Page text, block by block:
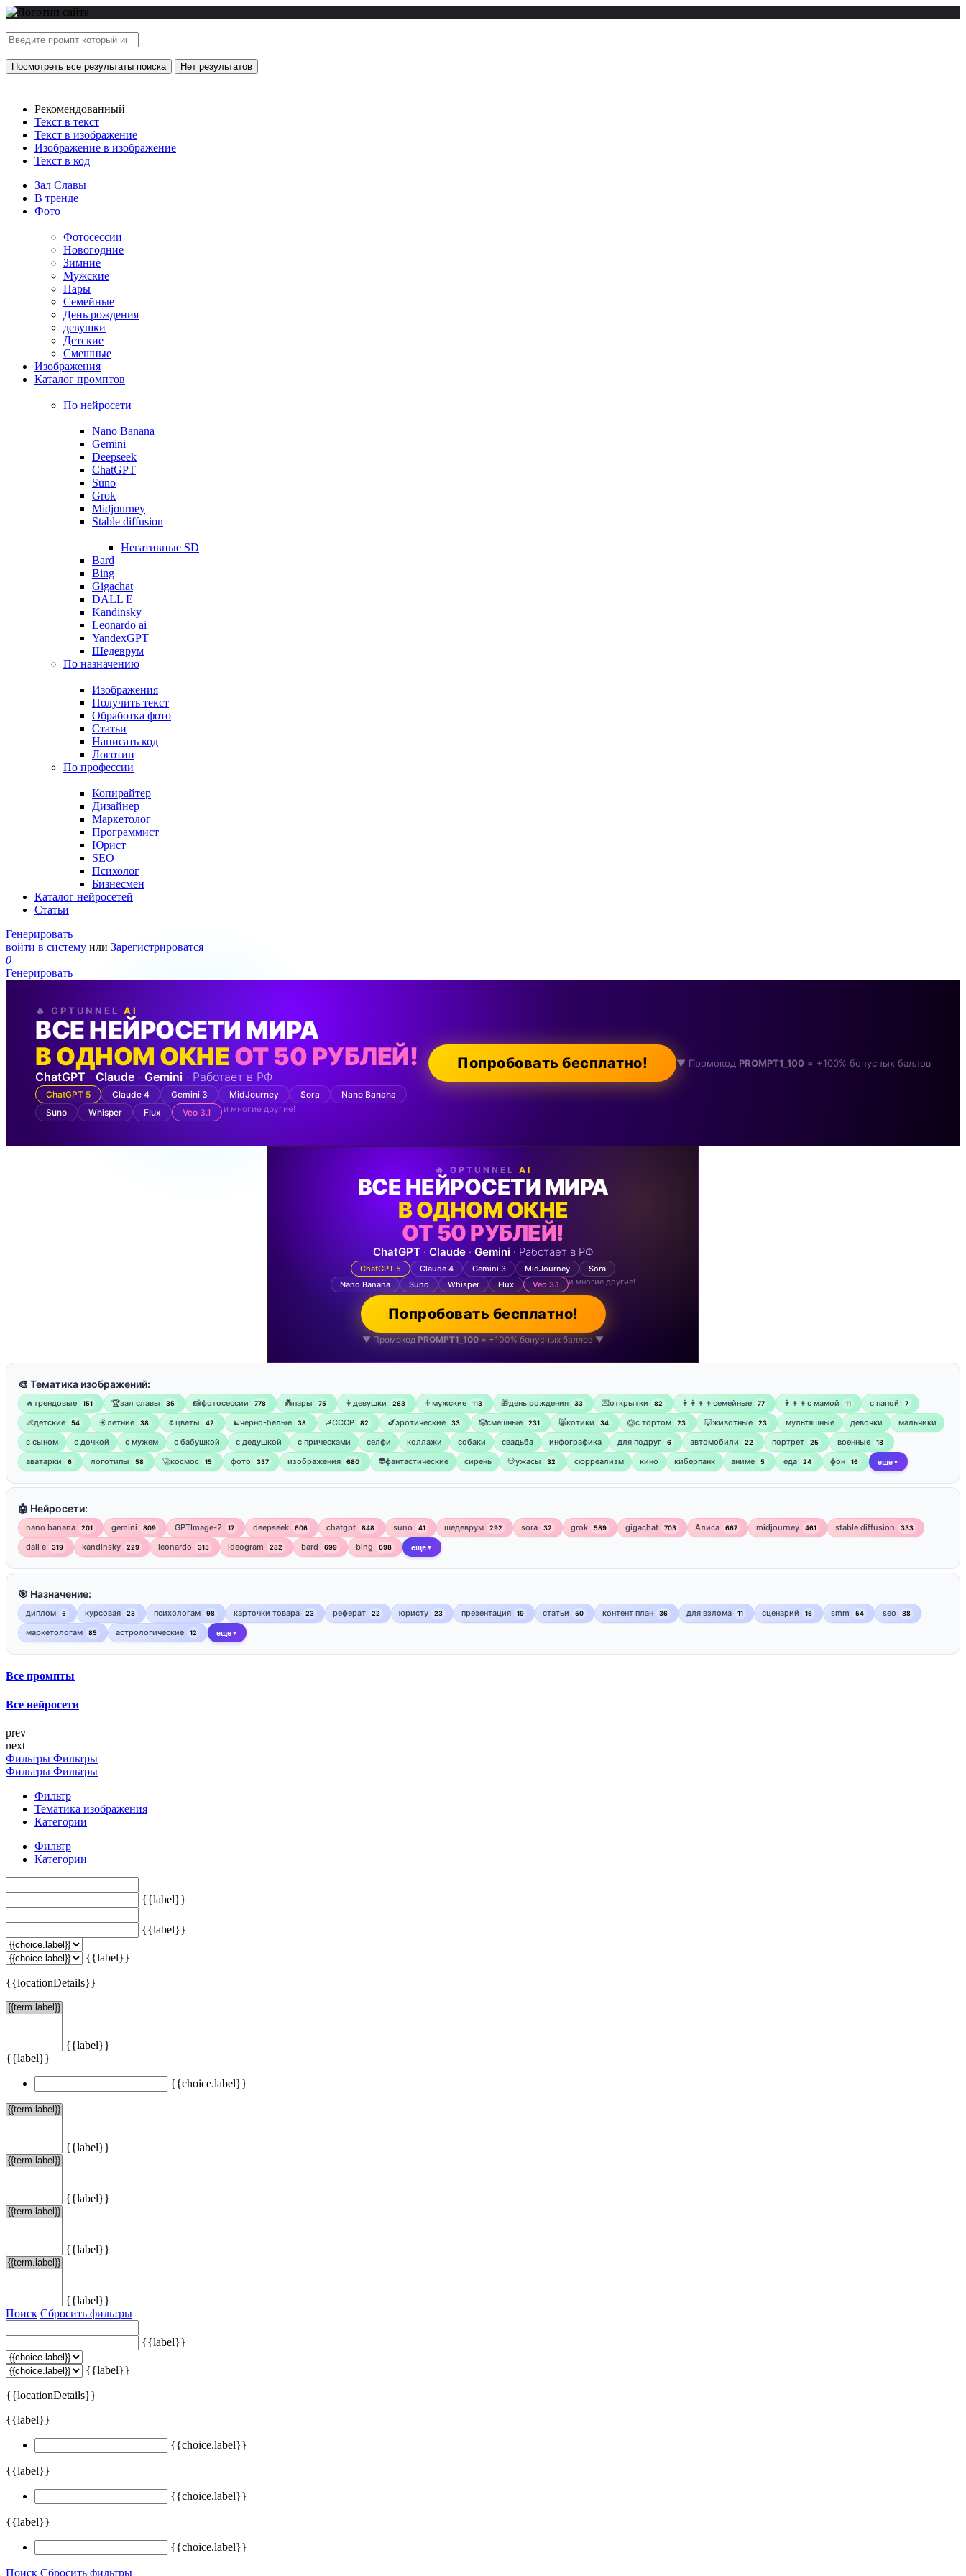
Посмотреть все результаты поиска Нет результатов
Рекомендованный
Текст в текст
Текст в изображение
Изображение в изображение
Текст в код
Зал Славы
В тренде
Фото
Фотосессии
Новогодние
Зимние
Мужские
Пары
Семейные
День рождения
девушки
Детские
Смешные
Изображения
Каталог промптов
По нейросети
Nano Banana
Gemini
Deepseek
ChatGPT
Suno
Grok
Midjourney
Stable diffusion
Негативные SD
Bard
Bing
Gigachat
DALL E
Kandinsky
Leonardo ai
YandexGPT
Шедеврум
По назначению
Изображения
Получить текст
Обработка фото
Статьи
Написать код
Логотип
По профессии
Копирайтер
Дизайнер
Маркетолог
Программист
Юрист
SEO
Психолог
Бизнесмен
Каталог нейросетей
Статьи
Генерировать
войти в систему или Зарегистрироватся
0
Генерировать
🔥 GPTUNNEL AI
ВСЕ НЕЙРОСЕТИ МИРА
В ОДНОМ ОКНЕОТ 50 РУБЛЕЙ!
ChatGPT · Claude · Gemini · Работает в РФ
ChatGPT 5 Claude 4 Gemini 3 MidJourney Sora
Nano Banana
Suno
Whisper Flux Veo 3.1 и многие другие!
Попробовать бесплатно! ▼ Промокод PROMPT1_100 = +100% бонусных баллов
🔥 GPTUNNEL AI
ВСЕ НЕЙРОСЕТИ МИРА
В ОДНОМ ОКНЕ
ОТ 50 РУБЛЕЙ!
ChatGPT· Claude· Gemini · Работает в РФ
ChatGPT 5 Claude 4 Gemini 3 MidJourney
Sora
Nano Banana
Suno Whisper Flux Veo 3.1 и многие другие!
Попробовать бесплатно!
▼ Промокод PROMPT1_100 = +100% бонусных баллов ▼
🎨 Тематика изображений:
🔥трендовые 151 🏆зал славы 35 📸фотосессии 778 💑пары 75 👩девушки 263 👨мужские 113 🎁день рождения 33 💌открытки 82 👨‍👩‍👧‍👦семейные 77 👩‍👧‍👦с мамой 11 ‍с папой 7
👶детские 54 ☀️летние 38 🌷цветы 42 ☯︎черно-белые 38 ☭СССР 82 🍆эротические 33 🤡смешные 231 😸котики 34 🎂с тортом 23 🐷животные 23 мультяшные девочки
мальчики
с сыном
с дочкой с мужем с бабушкой с дедушкой с прическами селфи коллажи собаки свадьба инфографика для подруг 6 автомобили 22 портрет 25 военные 18
аватарки 6 логотипы 58 🚀космос 15 фото 337 изображения 680 👽фантастические сирень 💀ужасы 32 сюрреализм кино киберпанк аниме 5 еда 24 фон 16 еще ▼
🤖 Нейросети:
nano banana 201 gemini 809 GPTImage-2 17 deepseek 606 chatgpt 848 suno 41 шедеврум 292 sora 32 grok 589 gigachat 703 Алиса 667 midjourney 461 stable diffusion 333
dall e 319 kandinsky 229 leonardo 315 ideogram 282 bard 699 bing 698 еще ▼
🎯 Назначение:
диплом 5 курсовая 28 психологам 98 карточки товара 23 реферат 22 юристу 23 презентация 19 статьи 50 контент план 36 для взлома 11 сценарий 16 smm 54 seo 88
маркетологам 85 астрологические 12 еще ▼
Все промпты
Все нейросети
prev
next
Фильтры Фильтры
Фильтры Фильтры
Фильтр
Тематика изображения
Категории
Фильтр
Категории
{{label}}
{{label}}
{{label}}
{{locationDetails}}
{{label}}
{{label}}
{{choice.label}}
{{label}}
{{label}}
{{label}}
{{label}}
Поиск Сбросить фильтры
{{label}}
{{label}}
{{locationDetails}}
{{label}}
{{choice.label}}
{{label}}
{{choice.label}}
{{label}}
{{choice.label}}
Поиск Сбросить фильтры